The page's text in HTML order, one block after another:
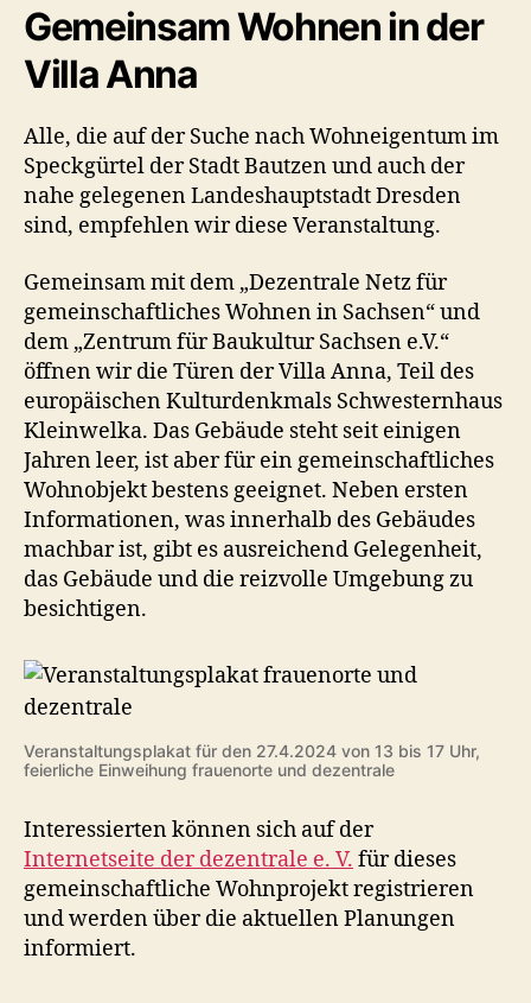
Gemeinsam Wohnen in der
Villa Anna
Alle, die auf der Suche nach Wohneigentum im
Speckgürtel der Stadt Bautzen und auch der
nahe gelegenen Landeshauptstadt Dresden
sind, empfehlen wir diese Veranstaltung.
Gemeinsam mit dem „Dezentrale Netz für
gemeinschaftliches Wohnen in Sachsen“ und
dem „Zentrum für Baukultur Sachsen e.V.“
öffnen wir die Türen der Villa Anna, Teil des
europäischen Kulturdenkmals Schwesternhaus
Kleinwelka. Das Gebäude steht seit einigen
Jahren leer, ist aber für ein gemeinschaftliches
Wohnobjekt bestens geeignet. Neben ersten
Informationen, was innerhalb des Gebäudes
machbar ist, gibt es ausreichend Gelegenheit,
das Gebäude und die reizvolle Umgebung zu
besichtigen.
Veranstaltungsplakat für den 27.4.2024 von 13 bis 17 Uhr,
feierliche Einweihung frauenorte und dezentrale
Interessierten können sich auf der
Internetseite der dezentrale e. V. für dieses
gemeinschaftliche Wohnprojekt registrieren
und werden über die aktuellen Planungen
informiert.